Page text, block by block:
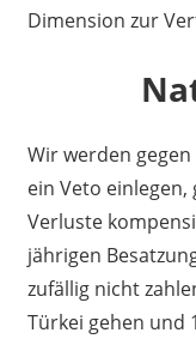
Dimension zur
Wir werden
ein Veto einlegen,
Verluste
jährigen
zufällig nicht
Türkei gehen und